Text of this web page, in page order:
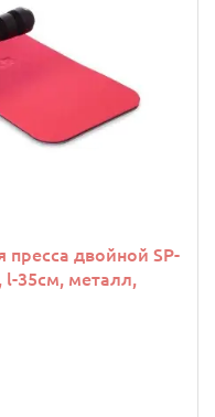
пресса двойной SP-
35см, металл,